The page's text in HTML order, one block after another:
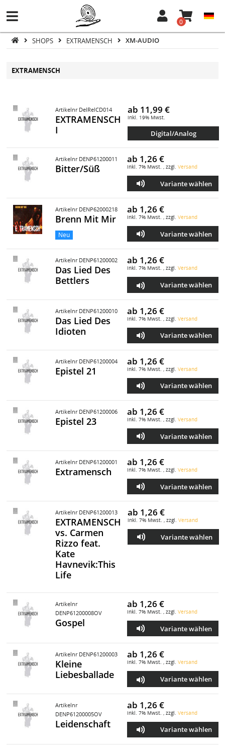
0
SHOPS EXTRAMENSCH XM-AUDIO
EXTRAMENSCH
Artikelnr DelRelCD014
EXTRAMENSCH
I
ab 11,99 €
inkl. 19% Mwst.
Digital/Analog
Artikelnr DENP61200011
Bitter/Süß
ab 1,26 €
inkl. 7% Mwst. , zzgl. Versand
Variante wählen
Artikelnr DENP62000218
Brenn Mit Mir
Neu
ab 1,26 €
inkl. 7% Mwst. , zzgl. Versand
Variante wählen
Artikelnr DENP61200002
Das Lied Des
Bettlers
ab 1,26 €
inkl. 7% Mwst. , zzgl. Versand
Variante wählen
Artikelnr DENP61200010
Das Lied Des
Idioten
ab 1,26 €
inkl. 7% Mwst. , zzgl. Versand
Variante wählen
Artikelnr DENP61200004
Epistel 21
ab 1,26 €
inkl. 7% Mwst. , zzgl. Versand
Variante wählen
Artikelnr DENP61200006
Epistel 23
ab 1,26 €
inkl. 7% Mwst. , zzgl. Versand
Variante wählen
Artikelnr DENP61200001
Extramensch
ab 1,26 €
inkl. 7% Mwst. , zzgl. Versand
Variante wählen
Artikelnr DENP61200013
EXTRAMENSCH
vs. Carmen
Rizzo feat.
Kate
Havnevik:This
Life
ab 1,26 €
inkl. 7% Mwst. , zzgl.Versand
Variante wählen
Artikelnr
DENP61200008OV
Gospel
ab 1,26 €
inkl. 7% Mwst. , zzgl. Versand
Variante wählen
Artikelnr DENP61200003
Kleine
Liebesballade
ab 1,26 €
inkl. 7% Mwst. , zzgl. Versand
Variante wählen
Artikelnr
DENP61200005OV
Leidenschaft
ab 1,26 €
inkl. 7% Mwst. , zzgl. Versand
Variante wählen